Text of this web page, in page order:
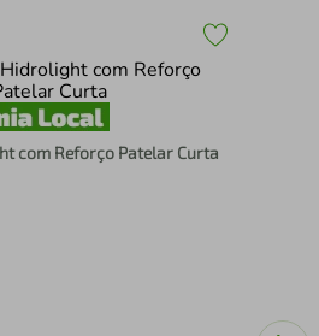
com Reforço Patelar Curta